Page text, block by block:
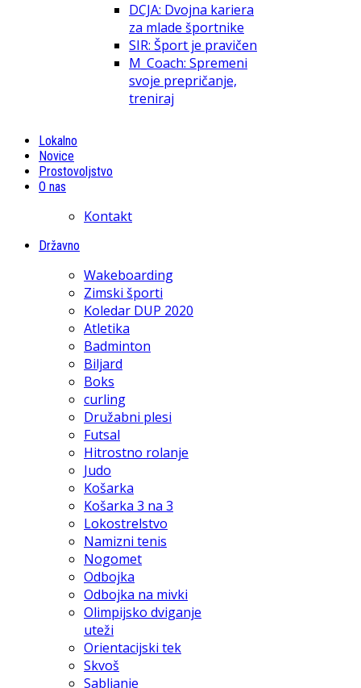
DCJA: Dvojna kariera
za mlade športnike
SIR: Šport je pravičen
M_Coach: Spremeni
svoje prepričanje,
treniraj
Lokalno
Novice
Prostovoljstvo
O nas
Kontakt
Državno
Wakeboarding
Zimski športi
Koledar DUP 2020
Atletika
Badminton
Biljard
Boks
curling
Družabni plesi
Futsal
Hitrostno rolanje
Judo
Košarka
Košarka 3 na 3
Lokostrelstvo
Namizni tenis
Nogomet
Odbojka
Odbojka na mivki
Olimpijsko dviganje
uteži
Orientacijski tek
Skvoš
Sabljanje